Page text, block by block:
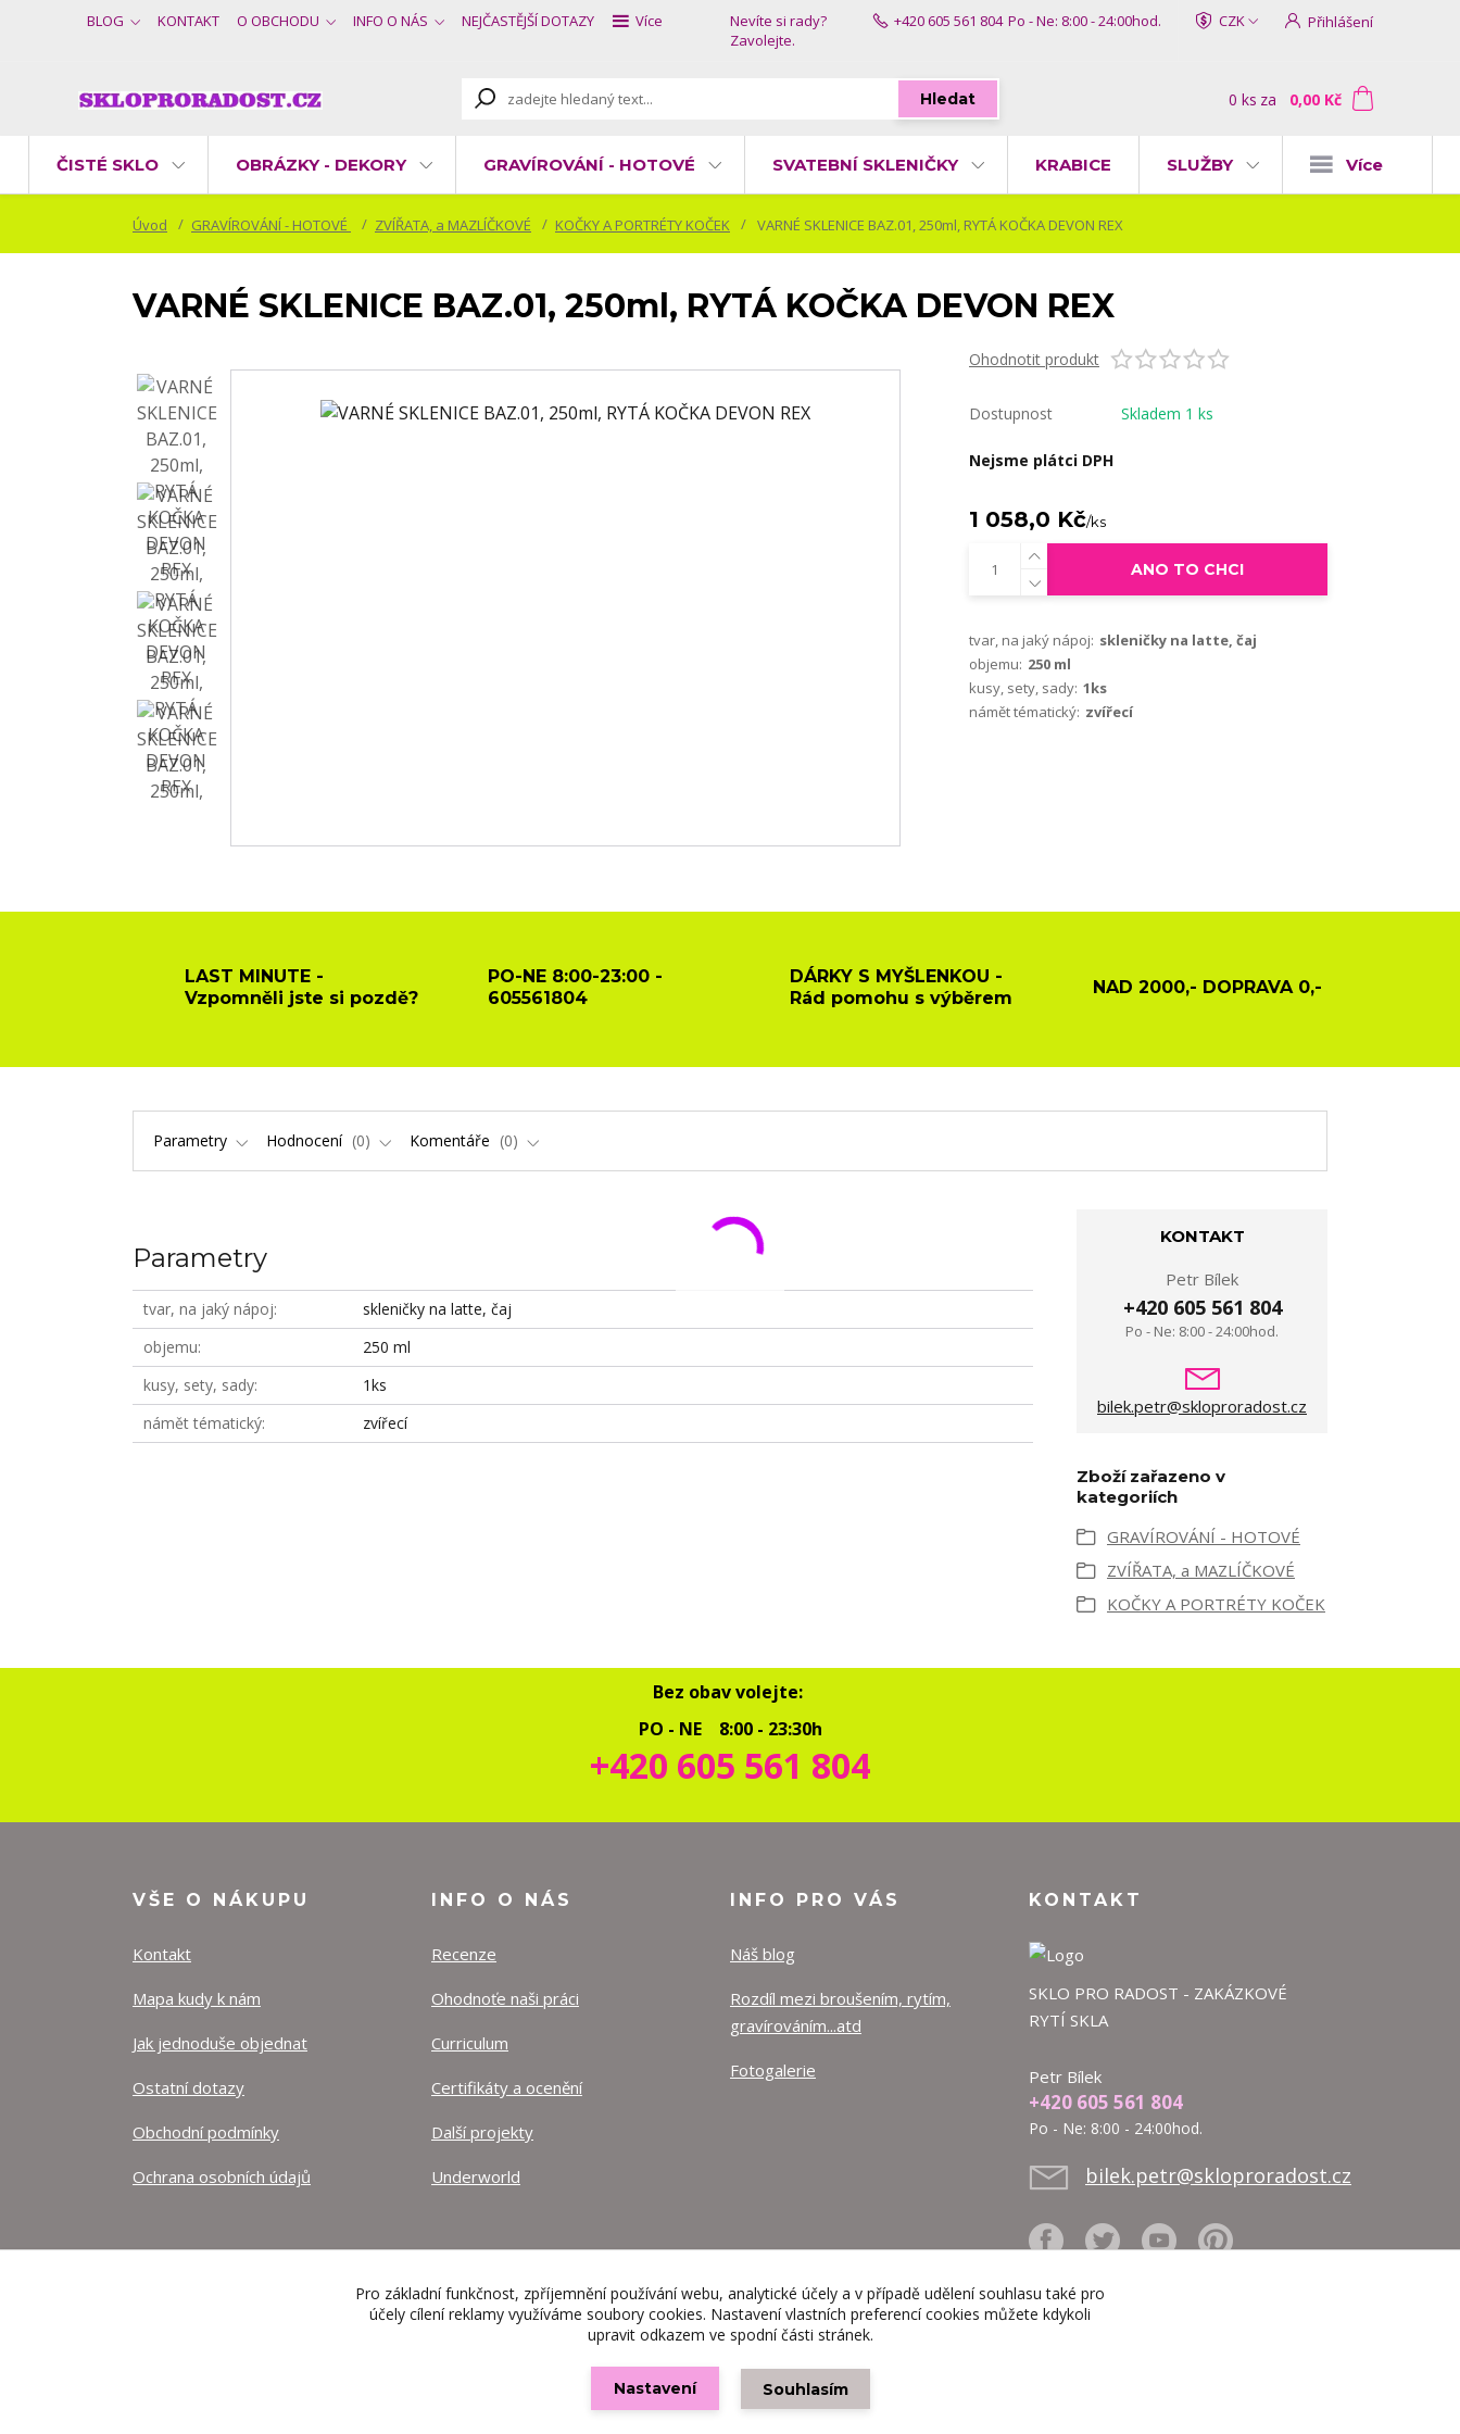
BLOG KONTAKT O OBCHODU INFO O NÁS NEJČASTĚJŠÍ DOTAZY Více CZK Přihlášení
Hledat
Nevíte si rady?
Zavolejte.
+420 605 561 804 Po - Ne: 8:00 - 24:00hod.
0 ks za 0,00 Kč
ČISTÉ SKLO OBRÁZKY - DEKORY GRAVÍROVÁNÍ - HOTOVÉ SVATEBNÍ SKLENIČKY KRABICE SLUŽBY Více
Úvod GRAVÍROVÁNÍ - HOTOVÉ ZVÍŘATA, a MAZLÍČKOVÉ KOČKY A PORTRÉTY KOČEK VARNÉ SKLENICE BAZ.01, 250ml, RYTÁ KOČKA DEVON REX
VARNÉ SKLENICE BAZ.01, 250ml, RYTÁ KOČKA DEVON REX
Ohodnotit produkt
Dostupnost Skladem 1 ks
Nejsme plátci DPH
1 058,0 Kč/ks
ANO TO CHCI
tvar, na jaký nápoj: skleničky na latte, čaj
objemu: 250 ml
kusy, sety, sady: 1ks
námět tématický: zvířecí
LAST MINUTE -
Vzpomněli jste si pozdě?
PO-NE 8:00-23:00 -
605561804
DÁRKY S MYŠLENKOU -
Rád pomohu s výběrem
NAD 2000,- DOPRAVA 0,-
Parametry Hodnocení 0 Komentáře 0
Parametry
tvar, na jaký nápoj
skleničky na latte, čaj
objemu
250 ml
kusy, sety, sady
1ks
námět tématický
zvířecí
KONTAKT
Petr Bílek
+420 605 561 804
Po - Ne: 8:00 - 24:00hod.
bilek.petr@skloproradost.cz
Zboží zařazeno v
kategoriích
GRAVÍROVÁNÍ - HOTOVÉ
ZVÍŘATA, a MAZLÍČKOVÉ
KOČKY A PORTRÉTY KOČEK
Bez obav volejte:
PO - NE 8:00 - 23:30h
+420 605 561 804
VŠE O NÁKUPU
Kontakt
Mapa kudy k nám
Jak jednoduše objednat
Ostatní dotazy
Obchodní podmínky
Ochrana osobních údajů
INFO O NÁS
Recenze
Ohodnoťe naši práci
Curriculum
Certifikáty a ocenění
Další projekty
Underworld
INFO PRO VÁS
Náš blog
Rozdíl mezi broušením, rytím,
gravírováním...atd
Fotogalerie
KONTAKT
SKLO PRO RADOST - ZAKÁZKOVÉ
RYTÍ SKLA
Petr Bílek
+420 605 561 804
Po - Ne: 8:00 - 24:00hod.
bilek.petr@skloproradost.cz
Vytvořeno na Eshop-rychle.cz
Pro základní funkčnost, zpříjemnění používání webu, analytické účely a v případě udělení souhlasu také pro
účely cílení reklamy využíváme soubory cookies. Nastavení vlastních preferencí cookies můžete kdykoli
upravit odkazem ve spodní části stránek.
Nastavení Souhlasím